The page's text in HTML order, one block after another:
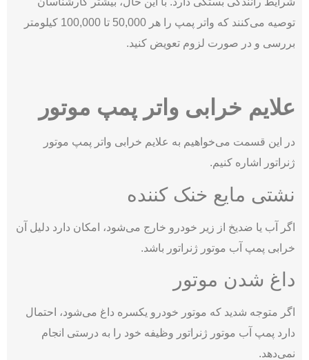
توصیه می‌کنند که واتر پمپ را هر 50,000 تا 100,000 کیلومتر
بررسی و در صورت لزوم تعویض کنید.
علایم خرابی واتر پمپ موتور
در این قسمت می‌خواهیم به علایم خرابی واتر پمپ موتور
ژنراتور اشاره کنیم.
نشتی مایع خنک ‌کننده
اگر آب یا ضدیخ از زیر خودرو خارج می‌شود، امکان دارد دلیل آن
خرابی پمپ آب موتور ژنراتور باشد.
داغ شدن موتور
اگر متوجه شدید که موتور خودرو یکسره داغ می‌شود، احتمال
دارد پمپ آب موتور ژنراتور وظیفه خود را به درستی انجام
نمی‌‌دهد.